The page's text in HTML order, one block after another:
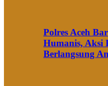
Polres Aceh
Humanis, Aksi
Berlangsung